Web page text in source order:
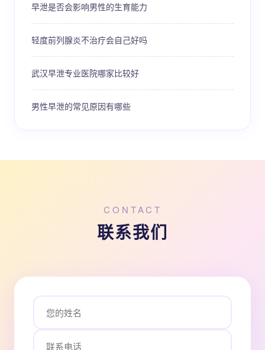
早泄是否会影响男性的生育能力
轻度前列腺炎不治疗会自己好吗
武汉早泄专业医院哪家比较好
男性早泄的常见原因有哪些
CONTACT
联系我们